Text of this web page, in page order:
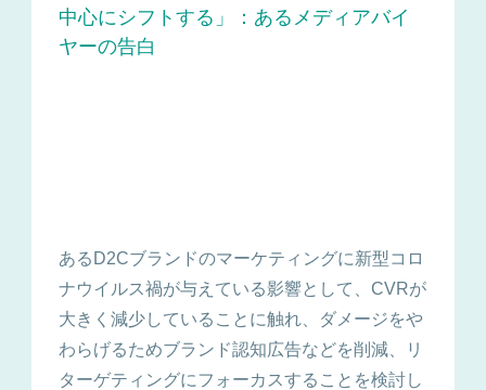
中心にシフトする」：あるメディアバイ
ヤーの告白
あるD2Cブランドのマーケティングに新型コロ
ナウイルス禍が与えている影響として、CVRが
大きく減少していることに触れ、ダメージをや
わらげるためブランド認知広告などを削減、リ
ターゲティングにフォーカスすることを検討し